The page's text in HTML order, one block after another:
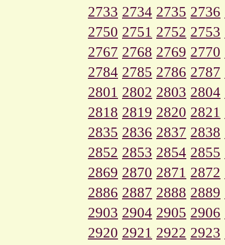
2733 2734 2735 2736
2750 2751 2752 2753
2767 2768 2769 2770
2784 2785 2786 2787
2801 2802 2803 2804
2818 2819 2820 2821
2835 2836 2837 2838
2852 2853 2854 2855
2869 2870 2871 2872
2886 2887 2888 2889
2903 2904 2905 2906
2920 2921 2922 2923